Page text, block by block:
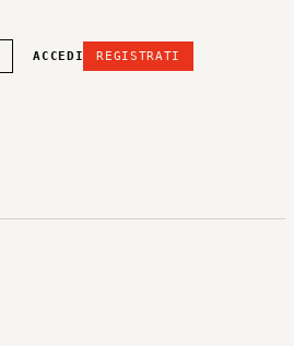
ACCEDI REGISTRATI